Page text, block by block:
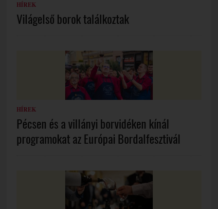
HÍREK
Világelső borok találkoztak
HÍREK
Pécsen és a villányi borvidéken kínál
programokat az Európai Bordalfesztivál